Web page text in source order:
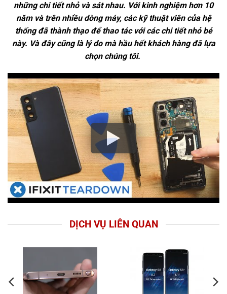
những chi tiết nhỏ và sát nhau. Với kinh nghiệm hơn 10
năm và trên nhiều dòng máy, các kỹ thuật viên của hệ
thống đã thành thạo để thao tác với các chi tiết nhỏ bé
này. Và đây cũng là lý do mà hầu hết khách hàng đã lựa
chọn chúng tôi.
DỊCH VỤ LIÊN QUAN